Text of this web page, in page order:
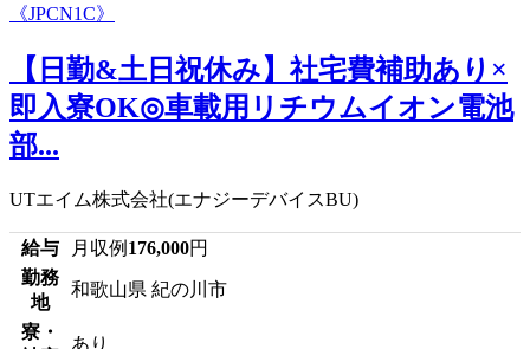
【日勤&土日祝休み】社宅費補助あり×
即入寮OK◎車載用リチウムイオン電池
部...
UTエイム株式会社(エナジーデバイスBU)
給与 月収例 176,000円
勤務
地
和歌山県 紀の川市
寮・
あり